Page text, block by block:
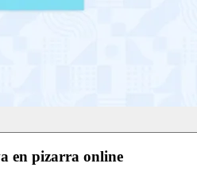
en pizarra online